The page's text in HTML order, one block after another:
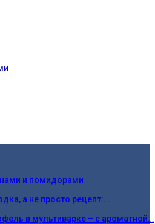
и помидорами
а не просто рецепт:…
в мультиварке – с ароматной…